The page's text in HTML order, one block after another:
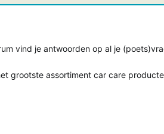
vind je antwoorden op al je
grootste assortiment car care